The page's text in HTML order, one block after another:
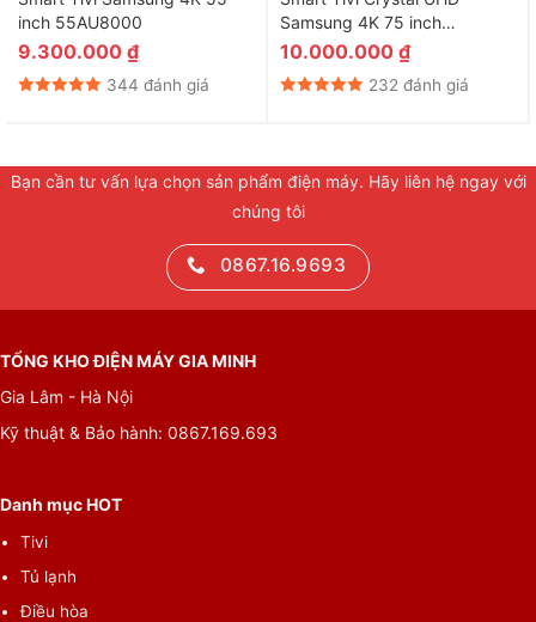
Hình ảnh hiển thị rõ nét, không bị biến đổi màu sắc ở
mọi góc nhìn nhờ công nghệ Ultra Viewing Angle
Âm thanh vòm ấn tượng, chân thực nhờ công nghệ
Object Tracking Sound+ (OTS+)
chuyển động theo đối tượng hình ảnh một cách chính
xác và hiệu ứng âm thanh vòm rõ ràng hơn giúp âm
thanh chân thật và sống động.
inch 55AU8000
9.300.000 ₫
344 đánh giá
Samsung 4K 75 inch
UA75U8500F Model 2025
10.000.000 ₫
232 đánh giá
Bạn cần tư vấn lựa chọn sản phẩm điện máy. Hãy liên hệ ngay với
chúng tôi
0867.16.9693
TỔNG KHO ĐIỆN MÁY GIA MINH
Gia Lâm - Hà Nội
Kỹ thuật & Bảo hành: 0867.169.693
Danh mục HOT
Tivi
Tủ lạnh
Điều hòa